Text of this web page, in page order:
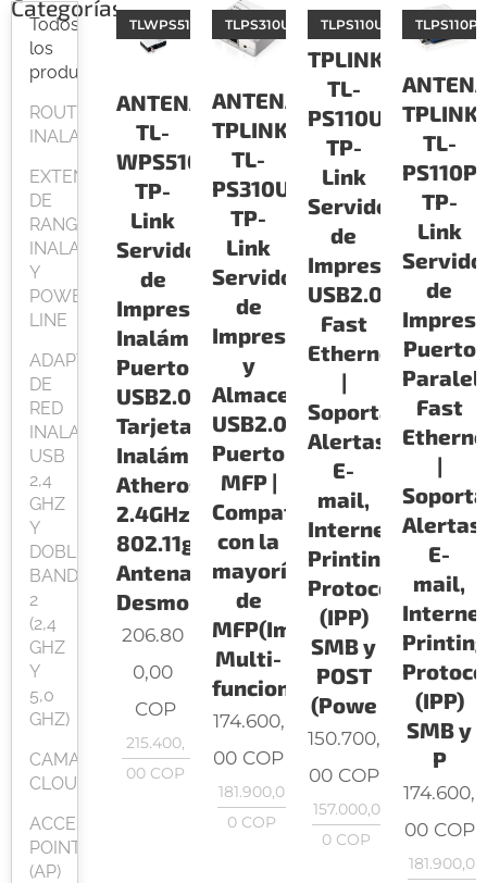
Categorías
Todos
los
productos
ROUTER
INALAMBRICOS
EXTENSORES
DE
RANGO
INALAMBRICOS
Y
POWER
LINE
ADAPTADORES
DE
RED
INALAMBRICA
USB
2,4
GHZ
Y
DOBLE
BANDA
2
(2,4
GHZ
Y
5,0
GHZ)
CAMARAS
CLOUD
ACCES
POINT
(AP)
ANTENA
TL-
WPS510U
TP-
Link
Servidor
de
Impresión
Inalámbrico,
Puerto
USB2.0,
Tarjeta
Inalámbrica
Atheros,
2.4GHz,
802.11g/b,
Antena
Desmontable
TLWPS510U
206.80
0,00
COP
215.400,
00 COP
ANTENAS
TPLINK
TL-
PS310U
TP-
Link
Servidor
de
Impresión
y
Almacenamiento
USB2.0
Puerto
MFP |
Compatible
con la
mayoría
de
MFP(Impresoras
Multi-
funcional
TLPS310U
174.600,
00 COP
181.900,0
0COP
ANTENAS
TPLINK
TL-
PS110U
TP-
Link
Servidor
de
Impresión
USB2.0
Fast
Ethernet
|
Soporta
Alertas
E-
mail,
Internet
Printing
Protocol
(IPP)
SMB y
POST
(Powe
TLPS110U
150.700,
00COP
157.000,0
0 COP
TPLINK
TL-
PS110P
TP-
Link
de
Puerto
Fast
|
Soporta
Alertas
E-
mail,
(IPP)
SMB y
P
TLPS110P
174.600,
00COP
181.900,0